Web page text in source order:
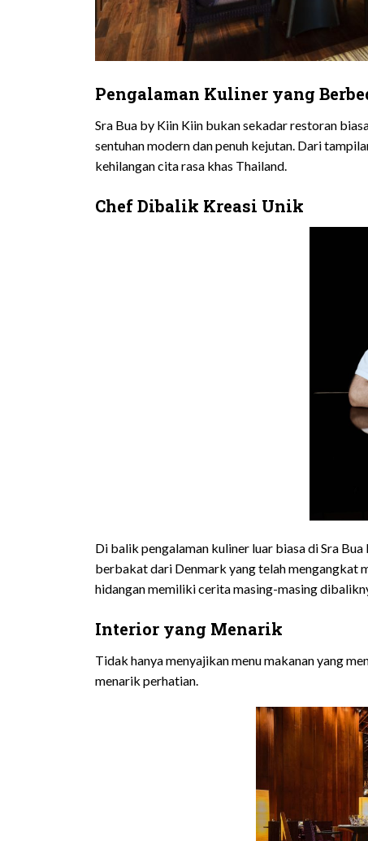
Pengalaman Kuliner yang
Sra Bua by Kiin Kiin bukan sekadar restoran
sentuhan modern dan penuh kejutan. Dari
kehilangan cita rasa khas Thailand.
Chef Dibalik Kreasi Unik
Di balik pengalaman kuliner luar biasa di Sra
berbakat dari Denmark yang telah mengangkat
hidangan memiliki cerita masing-masing
Interior yang Menarik
Tidak hanya menyajikan menu makanan yang
menarik perhatian.